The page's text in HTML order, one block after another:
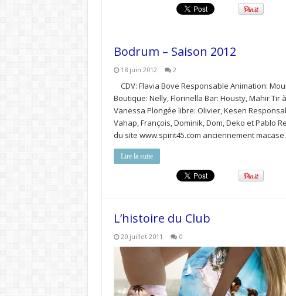
Bodrum – Saison 2012
18 juin 2012 2
CDV: Flavia Bove Responsable Animation:
Boutique: Nelly, Florinella Bar: Housty, Mahir Tir
Vanessa Plongée libre: Olivier, Kesen
Vahap, François, Dominik, Dom, Deko et Pablo
du site www.spirit45.com anciennement
Lire la suite
L’histoire du Club
20 juillet 2011 0